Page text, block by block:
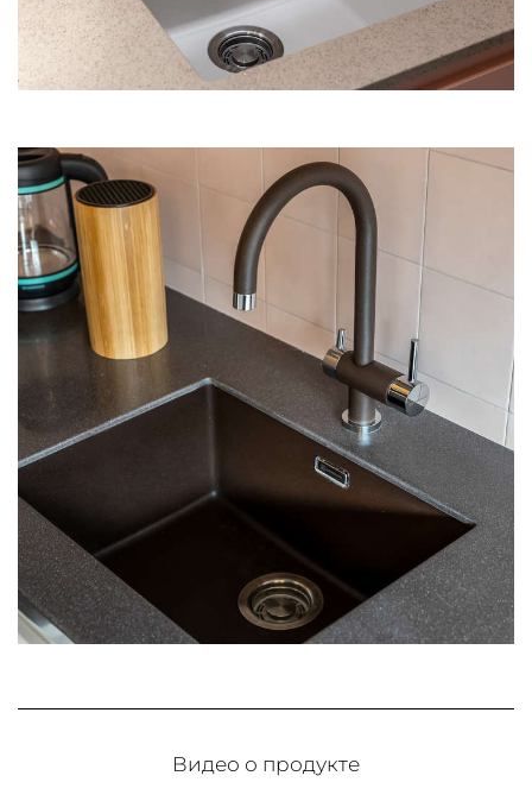
Видео о продукте